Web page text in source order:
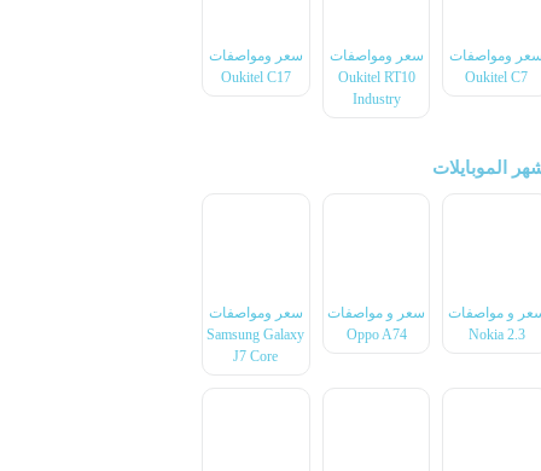
سعر ومواصفات
Oukitel C7
سعر ومواصفات
Oukitel RT10
Industry
سعر ومواصفات
Oukitel C17
الموبايلات
و مواصفات
Nokia 2.3
سعر و مواصفات
Oppo A74
سعر ومواصفات
Samsung Galaxy
J7 Core